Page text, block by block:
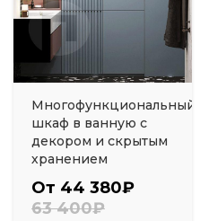
Многофункциональный
шкаф в ванную с
декором и скрытым
хранением
От 44 380₽
63 400₽